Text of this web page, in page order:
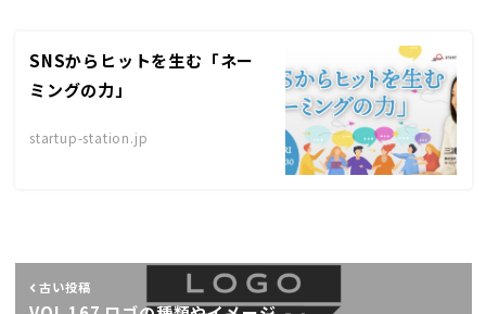
SNSからヒットを生む「ネー
ミングの力」
startup-station.jp
古い投稿